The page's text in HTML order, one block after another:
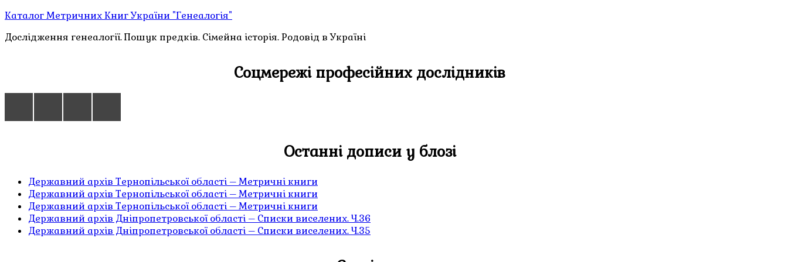
Каталог Метричних Книг України "Генеалогія"
Дослідження генеалогії. Пошук предків. Сімейна історія. Родовід в Україні
Соцмережі професійних дослідників
Останні дописи у блозі
Державний архів Тернопільської області – Метричні книги
Державний архів Тернопільської області – Метричні книги
Державний архів Тернопільської області – Метричні книги
Державний архів Дніпропетровської області – Списки виселених. Ч.36
Державний архів Дніпропетровської області – Списки виселених. Ч.35